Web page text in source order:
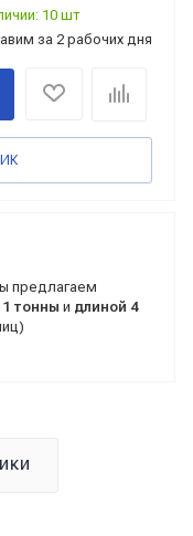
10 шт
за 2 рабочих дня
предлагаем
тонны и длиной 4